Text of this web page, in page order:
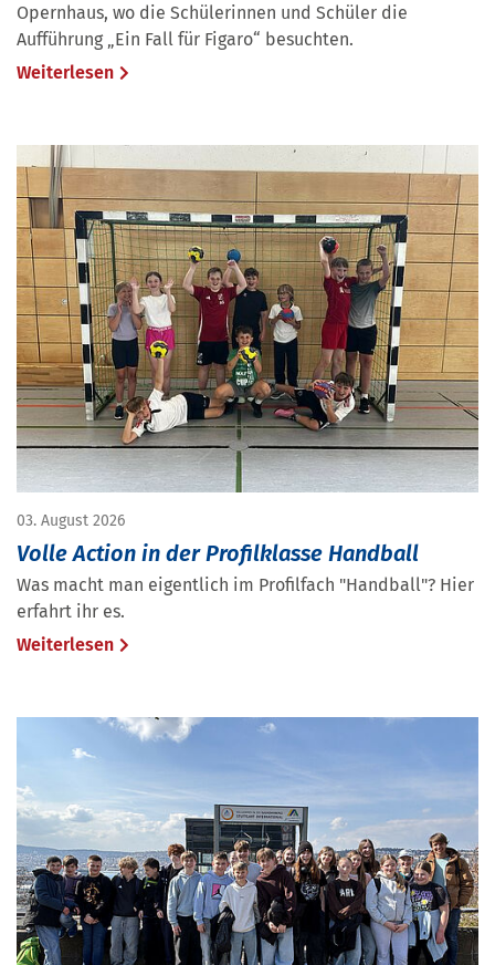
Opernhaus, wo die Schülerinnen und Schüler die
Aufführung „Ein Fall für Figaro“ besuchten.
Weiterlesen
03. August 2026
Volle Action in der Profilklasse Handball
Was macht man eigentlich im Profilfach "Handball"? Hier
erfahrt ihr es.
Weiterlesen